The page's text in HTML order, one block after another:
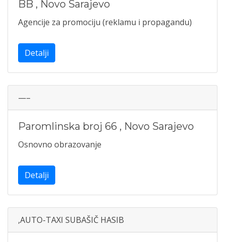
BB , Novo Sarajevo
Agencije za promociju (reklamu i propagandu)
Detalji
—–
Paromlinska broj 66 , Novo Sarajevo
Osnovno obrazovanje
Detalji
,AUTO-TAXI SUBAŠIČ HASIB